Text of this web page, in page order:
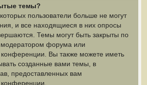
темы?
пользователи больше не могут
и все находящиеся в них опросы
Темы могут быть закрыты по
форума или
Вы также можете иметь
созданные вами темы, в
предоставленных вам